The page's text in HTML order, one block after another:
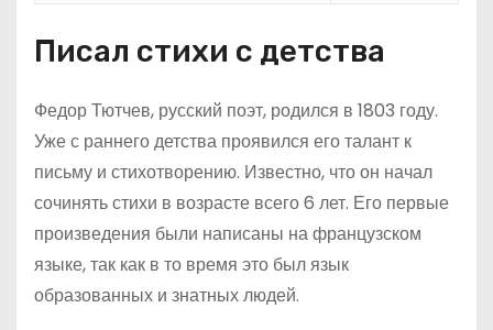
Писал стихи с детства
Федор Тютчев, русский поэт, родился в 1803 году.
Уже с раннего детства проявился его талант к
письму и стихотворению. Известно, что он начал
сочинять стихи в возрасте всего 6 лет. Его первые
произведения были написаны на французском
языке, так как в то время это был язык
образованных и знатных людей.